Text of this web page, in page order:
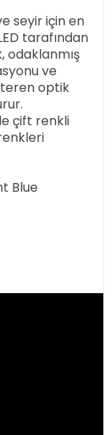
seyir için en
tarafından
odaklanmış
ve
optik
çift renkli
Blue